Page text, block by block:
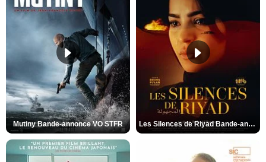
Mutiny Bande-annonce VO STFR Les Silences de Riyad Bande-annonce VO STFR